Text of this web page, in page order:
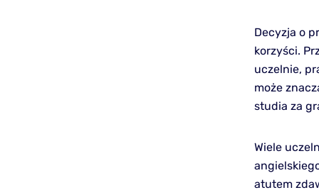
Decyzja o
korzyści.
uczelnie,
może
studia za
Wiele
atutem